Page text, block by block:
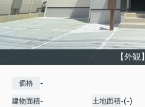
【外観】
価格 -
建物面積- 土地面積-(-)